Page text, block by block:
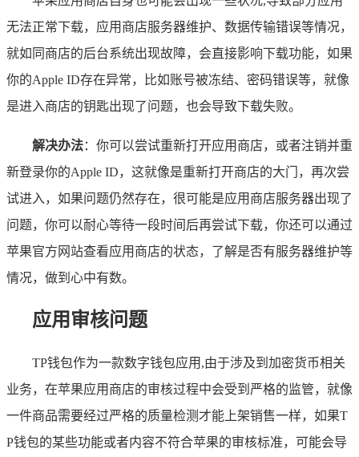
无法正常下载，应用商店服务器维护、数据传输错误等情况，
就如同商店的后台系统出现故障，会直接影响下载功能，如果
你的Apple ID存在异常，比如账号被冻结、密码错误等，就像
是进入商店的钥匙出现了问题，也会导致下载失败。
解决办法：你可以尝试重新打开应用商店，或者注销并重
新登录你的Apple ID，这就像是重新打开商店的大门，再次尝
试进入，如果问题仍然存在，很可能是应用商店服务器出现了
问题，你可以耐心等待一段时间后再尝试下载，你还可以通过
苹果官方网站查看应用商店的状态，了解是否有服务器维护等
情况，做到心中有数。
应用审核问题
TP钱包作为一款数字钱包应用,由于涉及到加密货币相关
业务，在苹果应用商店的审核过程中会受到严格的监管，就像
一件商品需要经过严格的质量检测才能上架销售一样，如果T
P钱包的某些功能或者内容不符合苹果的审核标准，可能会导